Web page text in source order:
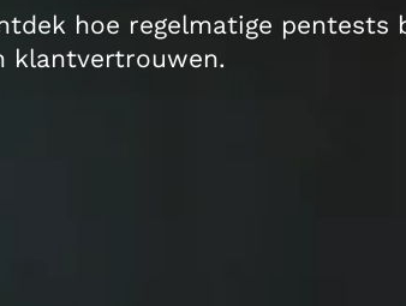
hoe regelmatige pentests
klantvertrouwen.